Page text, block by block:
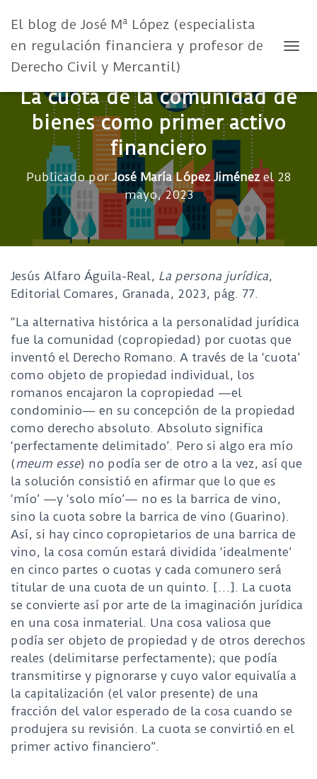
El blog de José Mª López (especialista
en regulación financiera y profesor de
Derecho Civil y Mercantil)
La cuota de la comunidad de
bienes como primer activo
financiero
Publicado porJosé María López Jiménezel 28
mayo, 2023
Jesús Alfaro Águila-Real, La persona jurídica,
Editorial Comares, Granada, 2023, pág. 77.
“La alternativa histórica a la personalidad jurídica
fue la comunidad (copropiedad) por cuotas que
inventó el Derecho Romano. A través de la ‘cuota’
como objeto de propiedad individual, los
romanos encajaron la copropiedad —el
condominio— en su concepción de la propiedad
como derecho absoluto. Absoluto significa
‘perfectamente delimitado’. Pero si algo era mío
(meum esse) no podía ser de otro a la vez, así que
la solución consistió en afirmar que lo que es
‘mío’ —y ‘solo mío’— no es la barrica de vino,
sino la cuota sobre la barrica de vino (Guarino).
Así, si hay cinco copropietarios de una barrica de
vino, la cosa común estará dividida ‘idealmente’
en cinco partes o cuotas y cada comunero será
titular de una cuota de un quinto. […]. La cuota
se convierte así por arte de la imaginación jurídica
en una cosa inmaterial. Una cosa valiosa que
podía ser objeto de propiedad y de otros derechos
reales (delimitarse perfectamente); que podía
transmitirse y pignorarse y cuyo valor equivalía a
la capitalización (el valor presente) de una
fracción del valor esperado de la cosa cuando se
produjera su revisión. La cuota se convirtió en el
primer activo financiero”.